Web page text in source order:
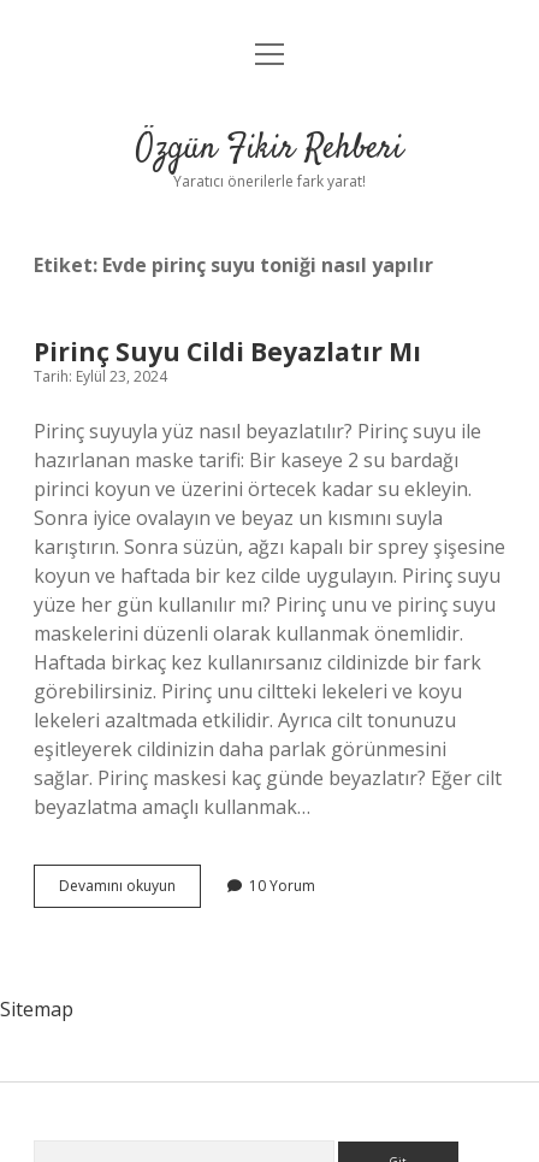
Gizlilik Politikası
Yasal Uyarı
menüyü
Özgün Fikir Rehberi
Yaratıcı önerilerle fark yarat!
Etiket: Evde pirinç suyu toniği nasıl yapılır
Pirinç Suyu Cildi Beyazlatır Mı
Tarih: Eylül 23, 2024
Pirinç suyuyla yüz nasıl beyazlatılır? Pirinç suyu ile
hazırlanan maske tarifi: Bir kaseye 2 su bardağı
pirinci koyun ve üzerini örtecek kadar su ekleyin.
Sonra iyice ovalayın ve beyaz un kısmını suyla
karıştırın. Sonra süzün, ağzı kapalı bir sprey şişesine
koyun ve haftada bir kez cilde uygulayın. Pirinç suyu
yüze her gün kullanılır mı? Pirinç unu ve pirinç suyu
maskelerini düzenli olarak kullanmak önemlidir.
Haftada birkaç kez kullanırsanız cildinizde bir fark
görebilirsiniz. Pirinç unu ciltteki lekeleri ve koyu
lekeleri azaltmada etkilidir. Ayrıca cilt tonunuzu
eşitleyerek cildinizin daha parlak görünmesini
sağlar. Pirinç maskesi kaç günde beyazlatır? Eğer cilt
beyazlatma amaçlı kullanmak…
Devamını okuyun
Suyu
10 Yorum
Sitemap